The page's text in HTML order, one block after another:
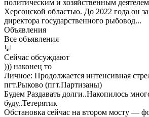
политическим и хозяйственным
Херсонской областью. До 2022 года он
директора государственного рыбовод...
Объявления
Все объявления
💬
Сейчас обсуждают
))) наконец то
Личное: Продолжается интенсивная
пгт.Рыково (пгт.Партизаны)
Будем Раздавать долги..Накопилось
буду..Тетерятик
Обстановка сейчас на втором мосту —